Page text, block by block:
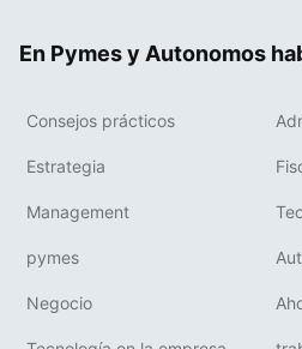
En Pymes y Autonomos
Consejos prácticos
Estrategia
Management
pymes
Negocio